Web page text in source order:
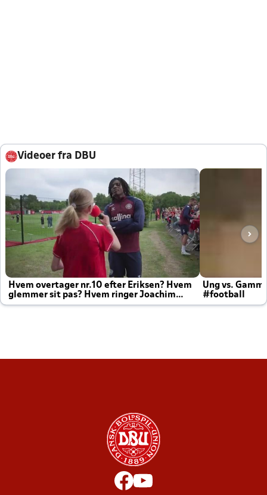
Videoer fra DBU
Hvem overtager nr.10 efter Eriksen? Hvem
glemmer sit pas? Hvem ringer Joachim
altid til efter kampe?
Ung vs.
#football